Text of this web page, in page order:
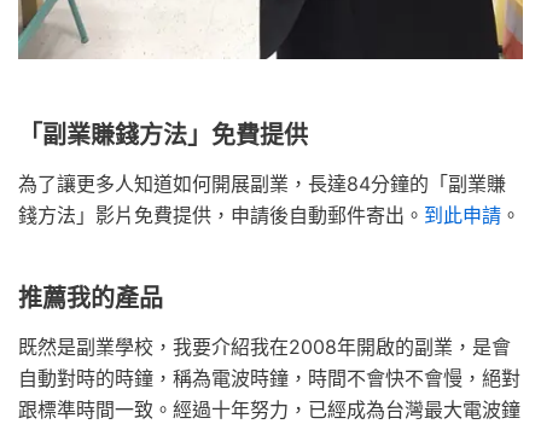
「副業賺錢方法」免費提供
為了讓更多人知道如何開展副業，長達84分鐘的「副業賺
錢方法」影片免費提供，申請後自動郵件寄出。 到此申請 。
推薦我的產品
既然是副業學校，我要介紹我在2008年開啟的副業，是會
自動對時的時鐘，稱為電波時鐘，時間不會快不會慢，絕對
跟標準時間一致。經過十年努力，已經成為台灣最大電波鐘